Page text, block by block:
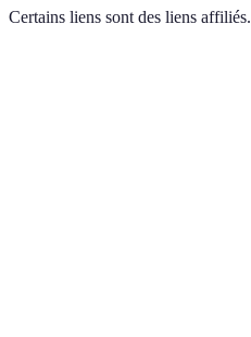
Certains liens sont des liens affiliés.